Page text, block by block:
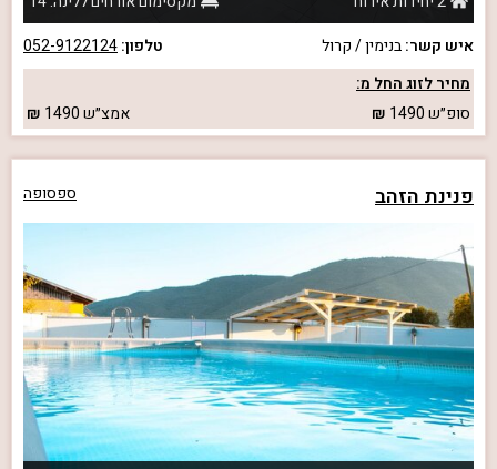
איש קשר:בנימין / קרול טלפון:052-9122124
מחיר לזוג החל מ:
סופ״ש1490 אמצ״ש1490
פנינת הזהב ספסופה